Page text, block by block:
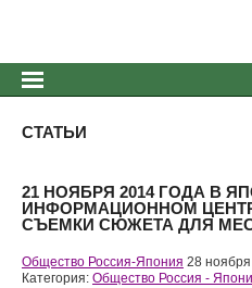
СТАТЬИ
21 НОЯБРЯ 2014 ГОДА В
ИНФОРМАЦИОННОМ
СЪЕМКИ СЮЖЕТА ДЛЯ
Общество Россия-Япония 28
Категория: Общество Россия -